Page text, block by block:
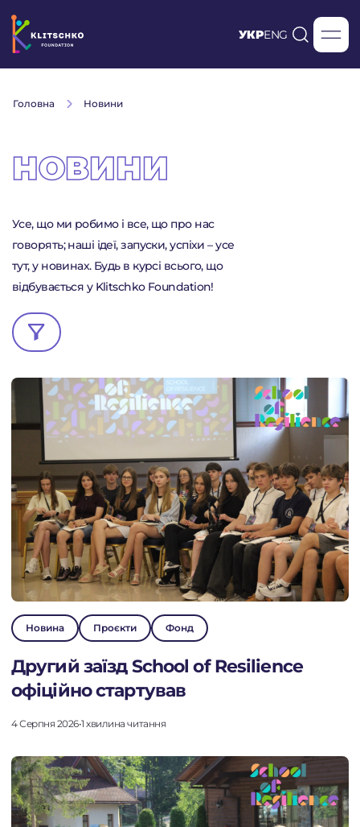
УКРENG
Головна Новини
НОВИНИ
Усе, що ми робимо і все, що про нас
говорять; наші ідеї, запуски, успіхи – усе
тут, у новинах. Будь в курсі всього, що
відбувається у Klitschko Foundation!
Новина Проєкти Фонд
Другий заїзд School of Resilience
офіційно стартував
4 Серпня 2026•1 хвилина читання